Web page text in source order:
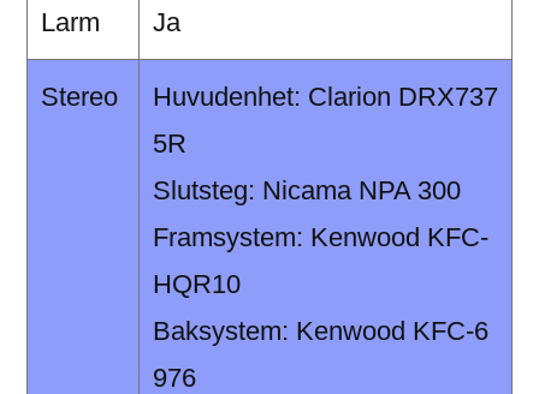
Larm Ja
Stereo
Huvudenhet: Clarion DRX737
5R
Slutsteg: Nicama NPA 300
Framsystem: Kenwood KFC-
HQR10
Baksystem: Kenwood KFC-6
976